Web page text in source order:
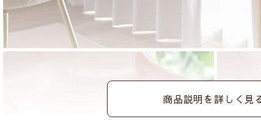
商品説明を詳しく見